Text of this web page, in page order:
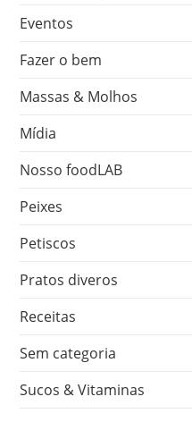
Eventos
Fazer o bem
Massas & Molhos
Mídia
Nosso foodLAB
Peixes
Petiscos
Pratos diveros
Receitas
Sem categoria
Sucos & Vitaminas